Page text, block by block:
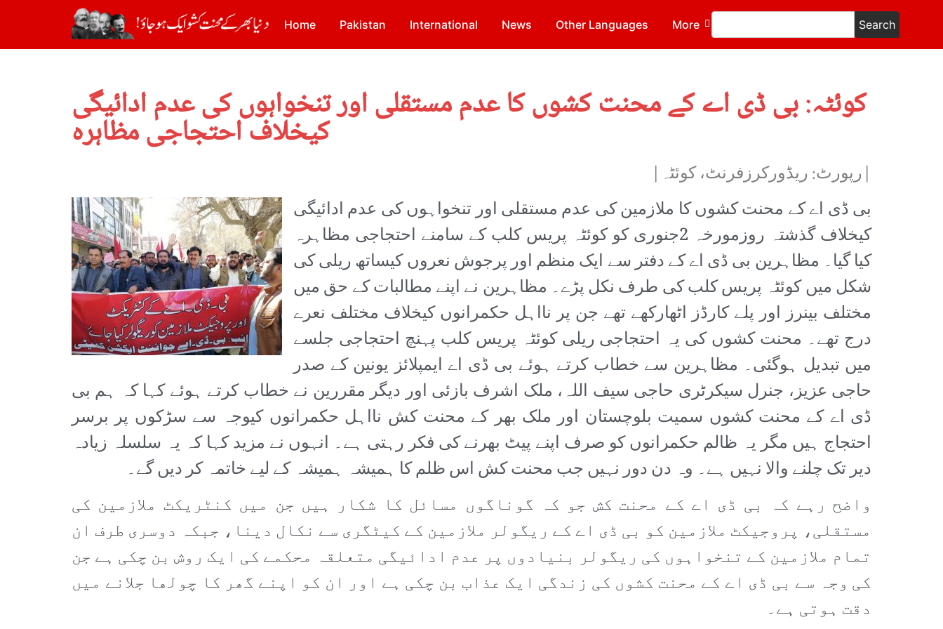
Home Pakistan International News Other Languages More Search
کوئٹہ: بی ڈی اے کے محنت کشوں کا عدم مستقلی اور تنخواہوں کی عدم ادائیگی
کیخلاف احتجاجی مظاہرہ
|رپورٹ: ریڈورکرزفرنٹ، کوئٹہ|
بی ڈی اے کے محنت کشوں کا ملازمین کی عدم مستقلی اور تنخواہوں کی عدم ادائیگی
کیخلاف گذشتہ روزمورخہ 2جنوری کو کوئٹہ پریس کلب کے سامنے احتجاجی مظاہرہ
کیا گیا۔ مظاہرین بی ڈی اے کے دفتر سے ایک منظم اور پرجوش نعروں کیساتھ ریلی کی
شکل میں کوئٹہ پریس کلب کی طرف نکل پڑے۔ مظاہرین نے اپنے مطالبات کے حق میں
مختلف بینرز اور پلے کارڈز اٹھارکھے تھے جن پر نااہل حکمرانوں کیخلاف مختلف نعرے
درج تھے۔ محنت کشوں کی یہ احتجاجی ریلی کوئٹہ پریس کلب پہنچ احتجاجی جلسے
میں تبدیل ہوگئی۔ مظاہرین سے خطاب کرتے ہوئے بی ڈی اے ایمپلائز یونین کے صدر
حاجی عزیز، جنرل سیکرٹری حاجی سیف اللہ، ملک اشرف بازئی اور دیگر مقررین نے خطاب کرتے ہوئے کہا کہ ہم بی
ڈی اے کے محنت کشوں سمیت بلوچستان اور ملک بھر کے محنت کش نااہل حکمرانوں کیوجہ سے سڑکوں پر برسر
احتجاج ہیں مگر یہ ظالم حکمرانوں کو صرف اپنے پیٹ بھرنے کی فکر رہتی ہے۔ انہوں نے مزید کہا کہ یہ سلسلہ زیادہ
دیر تک چلنے والا نہیں ہے۔ وہ دن دور نہیں جب محنت کش اس ظلم کا ہمیشہ ہمیشہ کے لیے خاتمہ کر دیں گے۔
واضح رہے کہ بی ڈی اے کے محنت کش جو کہ گوناگوں مسائل کا شکار ہیں جن میں کنٹریکٹ ملازمین کی
مستقلی، پروجیکٹ ملازمین کو بی ڈی اے کے ریگولر ملازمین کے کیٹگری سے نکال دینا، جبکہ دوسری طرف ان
تمام ملازمین کے تنخواہوں کی ریگولر بنیادوں پر عدم ادائیگی متعلقہ محکمے کی ایک روش بن چکی ہے جن
کی وجہ سے بی ڈی اے کے محنت کشوں کی زندگی ایک عذاب بن چکی ہے اور ان کو اپنے گھر کا چولھا جلانے میں
دقت ہوتی ہے۔